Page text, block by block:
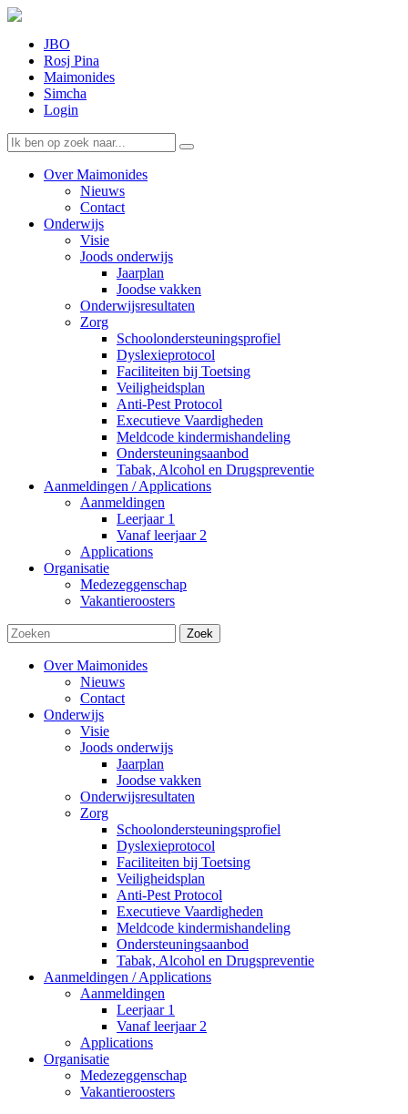
JBO
Rosj Pina
Maimonides
Simcha
Login
Over Maimonides
Nieuws
Contact
Onderwijs
Visie
Joods onderwijs
Jaarplan
Joodse vakken
Onderwijsresultaten
Zorg
Schoolondersteuningsprofiel
Dyslexieprotocol
Faciliteiten bij Toetsing
Veiligheidsplan
Anti-Pest Protocol
Executieve Vaardigheden
Meldcode kindermishandeling
Ondersteuningsaanbod
Tabak, Alcohol en Drugspreventie
Aanmeldingen / Applications
Aanmeldingen
Leerjaar 1
Vanaf leerjaar 2
Applications
Organisatie
Medezeggenschap
Vakantieroosters
Zoek
Over Maimonides
Nieuws
Contact
Onderwijs
Visie
Joods onderwijs
Jaarplan
Joodse vakken
Onderwijsresultaten
Zorg
Schoolondersteuningsprofiel
Dyslexieprotocol
Faciliteiten bij Toetsing
Veiligheidsplan
Anti-Pest Protocol
Executieve Vaardigheden
Meldcode kindermishandeling
Ondersteuningsaanbod
Tabak, Alcohol en Drugspreventie
Aanmeldingen / Applications
Aanmeldingen
Leerjaar 1
Vanaf leerjaar 2
Applications
Organisatie
Medezeggenschap
Vakantieroosters